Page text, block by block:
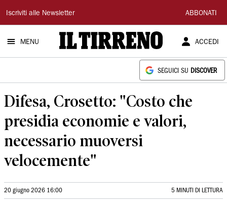
Il
Tirreno
Iscriviti alle Newsletter ABBONATI
MENU ACCEDI
SEGUICI SU DISCOVER
Difesa, Crosetto: "Costo che
presidia economie e valori,
necessario muoversi
velocemente"
20 giugno 2026 16:00 5 MINUTI DI LETTURA